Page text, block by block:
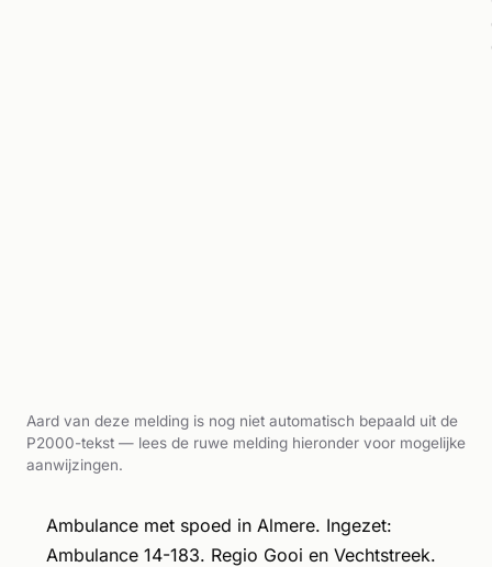
Aard van deze melding is nog niet automatisch bepaald uit de
P2000-tekst — lees de ruwe melding hieronder voor mogelijke
aanwijzingen.
Ambulance met spoed in Almere. Ingezet:
Ambulance 14-183. Regio Gooi en Vechtstreek.